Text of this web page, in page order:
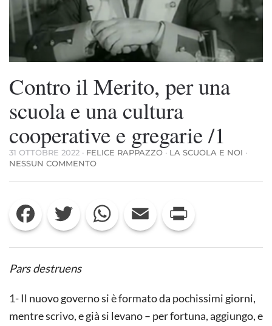
Contro il Merito, per una
scuola e una cultura
cooperative e gregarie /1
31 OTTOBRE 2022 · FELICE RAPPAZZO · LA SCUOLA E NOI ·
NESSUN COMMENTOSU
IL
PER
UNA
SCUOLA
UNA
GREGARIE
/1
Facebook Twitter WhatsApp Email
Pars destruens
1- Il nuovo governo si è formato da pochissimi giorni,
mentre scrivo, e già si levano – per fortuna, aggiungo, e